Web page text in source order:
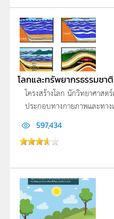
โลกและทรัพยากรธรรมชาติ
โครงสร้างโลก นักวิทยาศาสต
ประกอบทางกายภาพและทา
597,434